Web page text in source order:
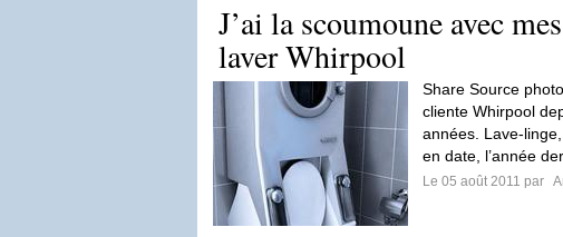
J’ai la scoumoune avec
laver Whirpool
Share Source
cliente Whirpool
années. Lave-
en date, l’année
Le 05 août 2011 par